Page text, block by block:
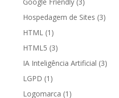
Hospedagem de Sites (3)
HTML (1)
HTML5 (3)
IA Inteligência Artificial (3)
LGPD (1)
Logomarca (1)